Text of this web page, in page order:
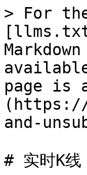
> For
page is
(https://
and-
# 实时K线